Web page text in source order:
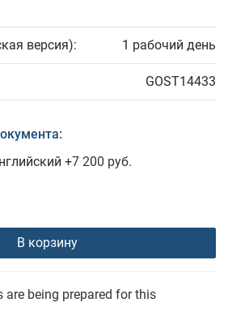
версия): 1 рабочий день
GOST14433
+7 200 руб.
В корзину
are being prepared for this